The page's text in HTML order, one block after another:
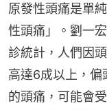
原發性頭痛是單
性頭痛」。劉一
診統計，人們因
高達6成以上，偏
的頭痛，可能會